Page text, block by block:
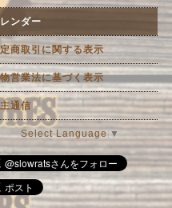
ンダー
商取引に関する表示
営業法に基づく表示
通信
Select Language ▼